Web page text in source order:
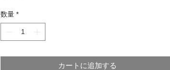
数量 *
カートに追加する